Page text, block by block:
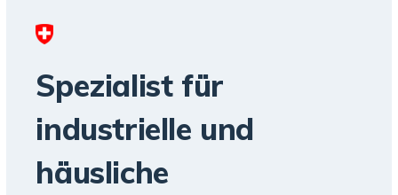
Spezialist für
industrielle und
häusliche